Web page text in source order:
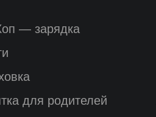
— зарядка
для родителей